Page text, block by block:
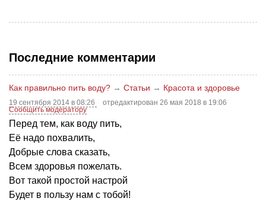
Последние комментарии
Как правильно пить воду? → Статьи → Красота и здоровье
19 сентября 2014 в 08:26
отредактирован 26 мая 2018 в 19:06
Сообщить модератору
Перед тем, как воду пить,
Её надо похвалить,
Добрые слова сказать,
Всем здоровья пожелать.
Вот такой простой настрой
Будет в пользу нам с тобой!